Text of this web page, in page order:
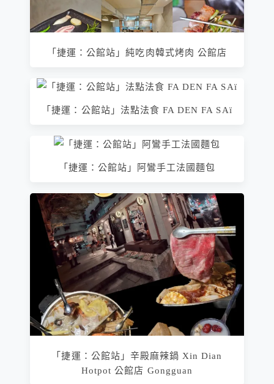
「捷運：公館站」純吃肉韓式烤肉 公館店
「捷運：公館站」法點法食 FA DEN FA SAï
「捷運：公館站」阿鸞手工法國麵包
「捷運：公館站」辛殿麻辣鍋 Xin Dian
Hotpot 公館店 Gongguan